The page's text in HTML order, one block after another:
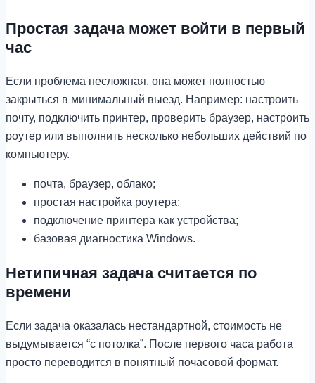
Простая задача может войти в первый
час
Если проблема несложная, она может полностью
закрыться в минимальный выезд. Например: настроить
почту, подключить принтер, проверить браузер, настроить
роутер или выполнить несколько небольших действий по
компьютеру.
почта, браузер, облако;
простая настройка роутера;
подключение принтера как устройства;
базовая диагностика Windows.
Нетипичная задача считается по
времени
Если задача оказалась нестандартной, стоимость не
выдумывается “с потолка”. После первого часа работа
просто переводится в понятный почасовой формат.